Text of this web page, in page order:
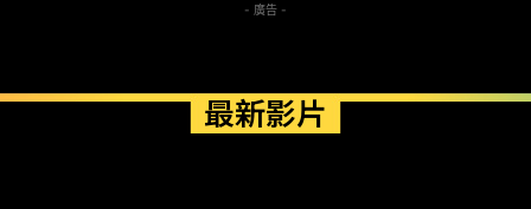
- 廣告 -
最新影片